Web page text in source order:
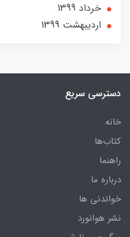
خرداد 1399
ارديبهشت 1399
دسترسی سریع
خانه
کتاب‌ها
راهنما
درباره ما
خواندنی ها
نشر هوانورد